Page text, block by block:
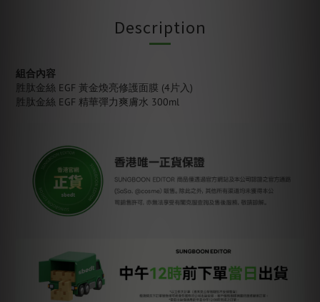
Description
組合內容
胜肽金絲 EGF 黃金煥亮修護面膜 (4片入)
胜肽金絲 EGF 精華彈力爽膚水 300ml